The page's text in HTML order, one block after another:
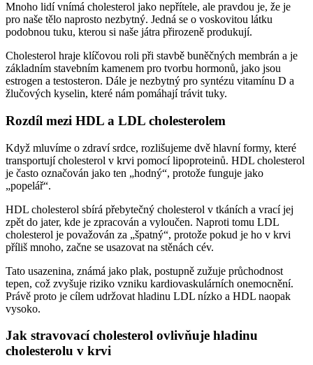
Mnoho lidí vnímá cholesterol jako nepřítele, ale pravdou je, že je
pro naše tělo naprosto nezbytný. Jedná se o voskovitou látku
podobnou tuku, kterou si naše játra přirozeně produkují.
Cholesterol hraje klíčovou roli při stavbě buněčných membrán a je
základním stavebním kamenem pro tvorbu hormonů, jako jsou
estrogen a testosteron. Dále je nezbytný pro syntézu vitamínu D a
žlučových kyselin, které nám pomáhají trávit tuky.
Rozdíl mezi HDL a LDL cholesterolem
Když mluvíme o zdraví srdce, rozlišujeme dvě hlavní formy, které
transportují cholesterol v krvi pomocí lipoproteinů. HDL cholesterol
je často označován jako ten „hodný“, protože funguje jako
„popelář“.
HDL cholesterol sbírá přebytečný cholesterol v tkáních a vrací jej
zpět do jater, kde je zpracován a vyloučen. Naproti tomu LDL
cholesterol je považován za „špatný“, protože pokud je ho v krvi
příliš mnoho, začne se usazovat na stěnách cév.
Tato usazenina, známá jako plak, postupně zužuje průchodnost
tepen, což zvyšuje riziko vzniku kardiovaskulárních onemocnění.
Právě proto je cílem udržovat hladinu LDL nízko a HDL naopak
vysoko.
Jak stravovací cholesterol ovlivňuje hladinu
cholesterolu v krvi